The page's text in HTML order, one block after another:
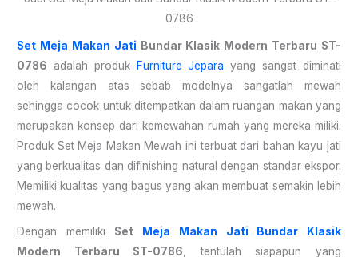
0786
Set Meja Makan Jati Bundar Klasik Modern Terbaru ST-
0786 adalah produk Furniture Jepara yang sangat diminati
oleh kalangan atas sebab modelnya sangatlah mewah
sehingga cocok untuk ditempatkan dalam ruangan makan yang
merupakan konsep dari kemewahan rumah yang mereka miliki.
Produk Set Meja Makan Mewah ini terbuat dari bahan kayu jati
yang berkualitas dan difinishing natural dengan standar ekspor.
Memiliki kualitas yang bagus yang akan membuat semakin lebih
mewah.
Dengan memiliki Set
Meja Makan Jati Bundar Klasik
Modern Terbaru ST-0786 , tentulah siapapun yang